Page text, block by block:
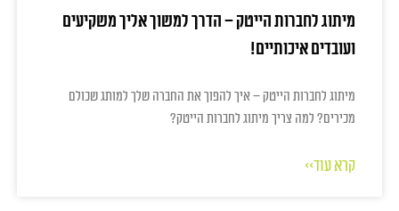
מיתוג לחברות הייטק – הדרך למשוך אליך משקיעים
ועובדים איכותיים!
מיתוג לחברות הייטק – איך להפוך את החברה שלך למותג שכולם
מכירים? למה צריך מיתוג לחברות הייטק?
קרא עוד>>